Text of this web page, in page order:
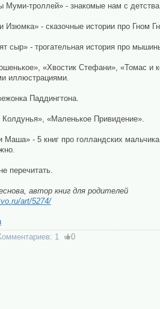
Муми-троллей» - знакомые нам с
- сказочные истории про Гном
сыр» - трогательная история про
«Хвостик Стефани», «Томас и
иллюстрациями.
Паддингтона.
«Маленькое Привидение».
- 5 книг про голландских
перечитать.
автор книг для родителей
art/5274/
1 0